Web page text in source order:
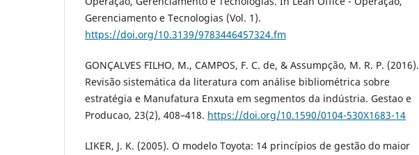
Gerenciamento e Tecnologias (Vol. 1).
https://doi.org/10.3139/9783446457324.fm
GONÇALVES FILHO, M., CAMPOS, F. C. de, & Assumpção, M. R. P. (2016).
Revisão sistemática da literatura com análise bibliométrica sobre
estratégia e Manufatura Enxuta em segmentos da indústria. Gestao e
Producao, 23(2), 408–418. https://doi.org/10.1590/0104-530X1683-14
LIKER, J. K. (2005). O modelo Toyota: 14 princípios de gestão do maior